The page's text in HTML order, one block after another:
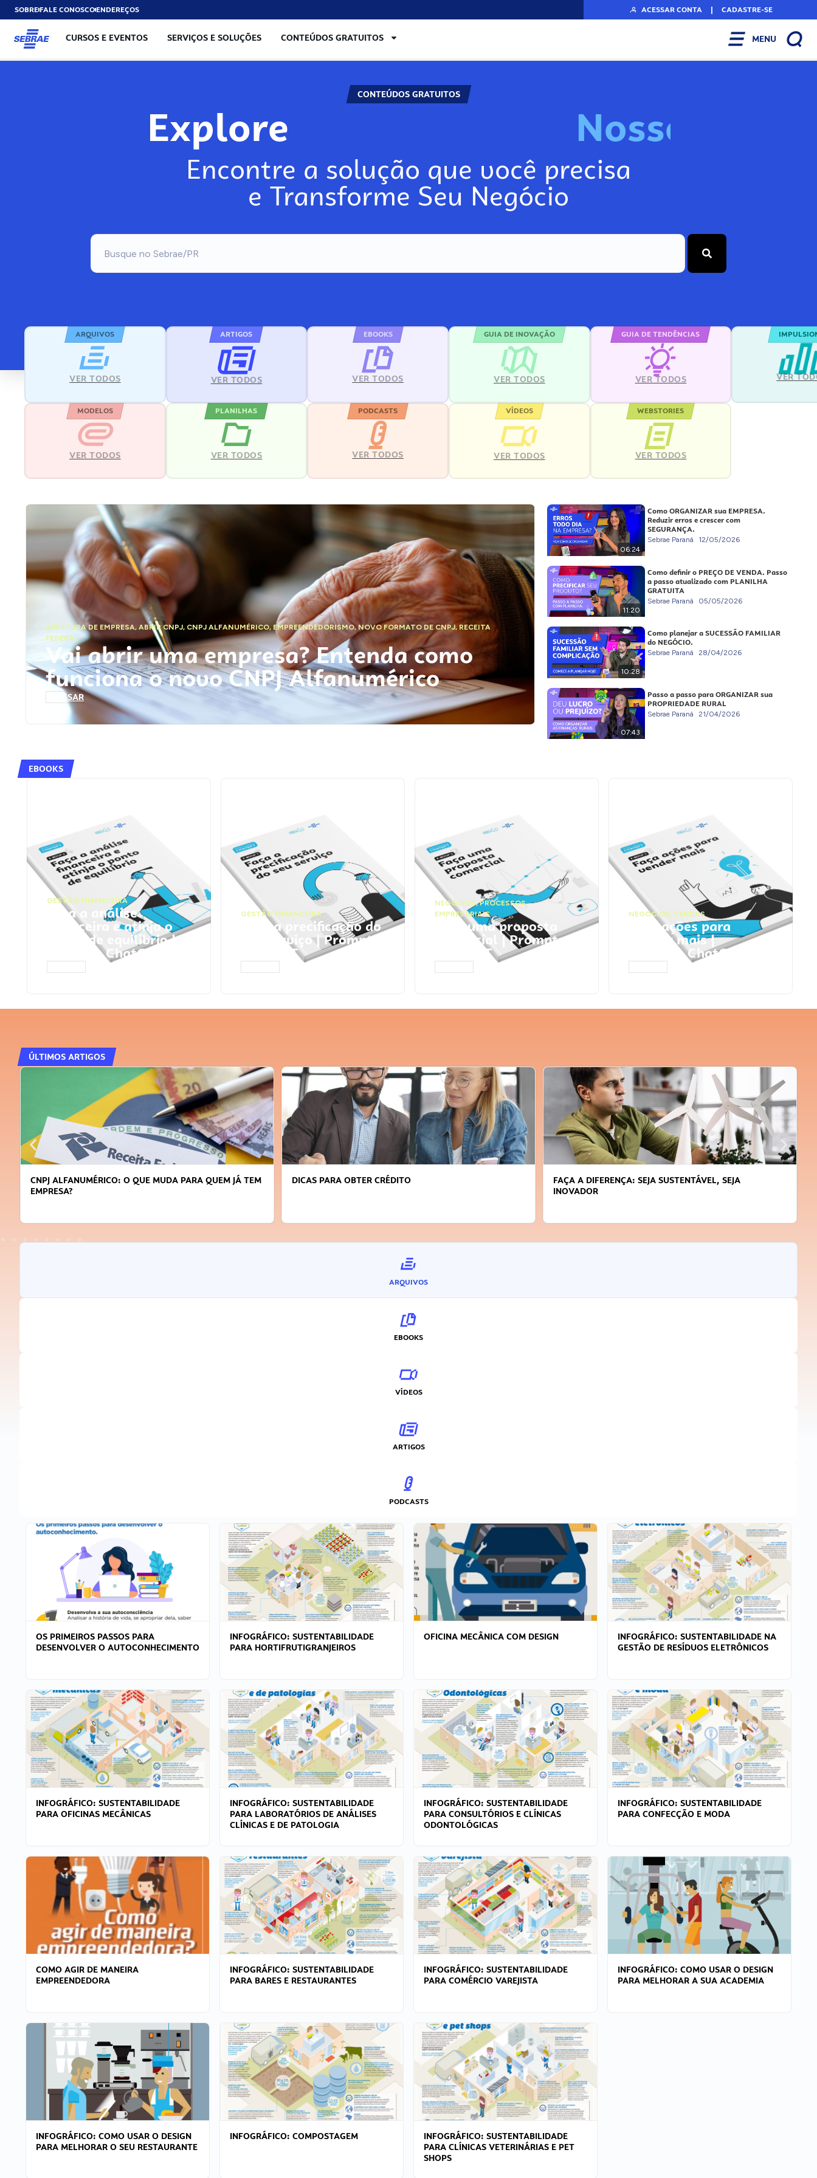
SOBREFALE CONOSCOENDEREÇOS ACESSAR CONTA | CADASTRE-SE
CURSOS E EVENTOS SERVIÇOS E SOLUÇÕES CONTEÚDOS GRATUITOS MENU
CONTEÚDOS GRATUITOS
Explore Nosso
Encontre a solução que você precisa
e Transforme Seu Negócio
ARQUIVOS
VER TODOS
ARTIGOS
VER TODOS
EBOOKS
VER TODOS
GUIA DE INOVAÇÃO
VER TODOS
GUIA DE TENDÊNCIAS
VER TODOS VER
MODELOS
VER TODOS
PLANILHAS
VER TODOS
PODCASTS
VER TODOS
VÍDEOS
VER TODOS
WEBSTORIES
VER TODOS
ABERTURA DE EMPRESA,ABRIR CNPJ, CNPJ ALFANUMÉRICO, EMPREENDEDORISMO,NOVO FORMATO DE CNPJ,RECEITA
FEDERAL
Vai abrir uma empresa? Entenda como
funciona o novo CNPJ Alfanumérico
ACESSAR
06:24
Como ORGANIZAR sua EMPRESA.
Reduzir erros e crescer com
SEGURANÇA.
Sebrae Paraná 12/05/2026
11:20
Como definir o PREÇO DE VENDA. Passo
a passo atualizado com PLANILHA
GRATUITA
Sebrae Paraná 05/05/2026
10:28
Como planejar a SUCESSÃO FAMILIAR
do NEGÓCIO.
Sebrae Paraná 28/04/2026
07:43
Passo a passo para ORGANIZAR sua
PROPRIEDADE RURAL
Sebrae Paraná 21/04/2026
EBOOKS
GESTÃO FINANCEIRA
Faça a análise
financeira e atinja o
ponto de equilíbrio |
Prompts ChatGPT
GESTÃO FINANCEIRA
Faça a precificação do
seu serviço | Prompts
ChatGPT
NEGÓCIOS,PROCESSOS
EMPRESARIAIS
Faça uma proposta
comercial | Prompts
ChatGPT
NEGÓCIOS, VENDAS
Faça ações para
vender mais |
Prompts ChatGPT
ÚLTIMOS ARTIGOS
CNPJ ALFANUMÉRICO: O QUE MUDA PARA QUEM JÁ TEM
EMPRESA?
DICAS PARA OBTER CRÉDITO
FAÇA A DIFERENÇA: SEJA SUSTENTÁVEL, SEJA
INOVADOR
ARQUIVOS
EBOOKS
VÍDEOS
ARTIGOS
PODCASTS
OS PRIMEIROS PASSOS PARA
DESENVOLVER O AUTOCONHECIMENTO
INFOGRÁFICO: SUSTENTABILIDADE
PARA HORTIFRUTIGRANJEIROS
OFICINA MECÂNICA COM DESIGN
INFOGRÁFICO: SUSTENTABILIDADE NA
GESTÃO DE RESÍDUOS ELETRÔNICOS
INFOGRÁFICO: SUSTENTABILIDADE
PARA OFICINAS MECÂNICAS
INFOGRÁFICO: SUSTENTABILIDADE
PARA LABORATÓRIOS DE ANÁLISES
CLÍNICAS E DE PATOLOGIA
INFOGRÁFICO: SUSTENTABILIDADE
PARA CONSULTÓRIOS E CLÍNICAS
ODONTOLÓGICAS
INFOGRÁFICO: SUSTENTABILIDADE
PARA CONFECÇÃO E MODA
COMO AGIR DE MANEIRA
EMPREENDEDORA
INFOGRÁFICO: SUSTENTABILIDADE
PARA BARES E RESTAURANTES
INFOGRÁFICO: SUSTENTABILIDADE
PARA COMÉRCIO VAREJISTA
INFOGRÁFICO: COMO USAR O DESIGN
PARA MELHORAR A SUA ACADEMIA
INFOGRÁFICO: COMO USAR O DESIGN
PARA MELHORAR O SEU RESTAURANTE
INFOGRÁFICO: COMPOSTAGEM
INFOGRÁFICO: SUSTENTABILIDADE
PARA CLÍNICAS VETERINÁRIAS E PET
SHOPS